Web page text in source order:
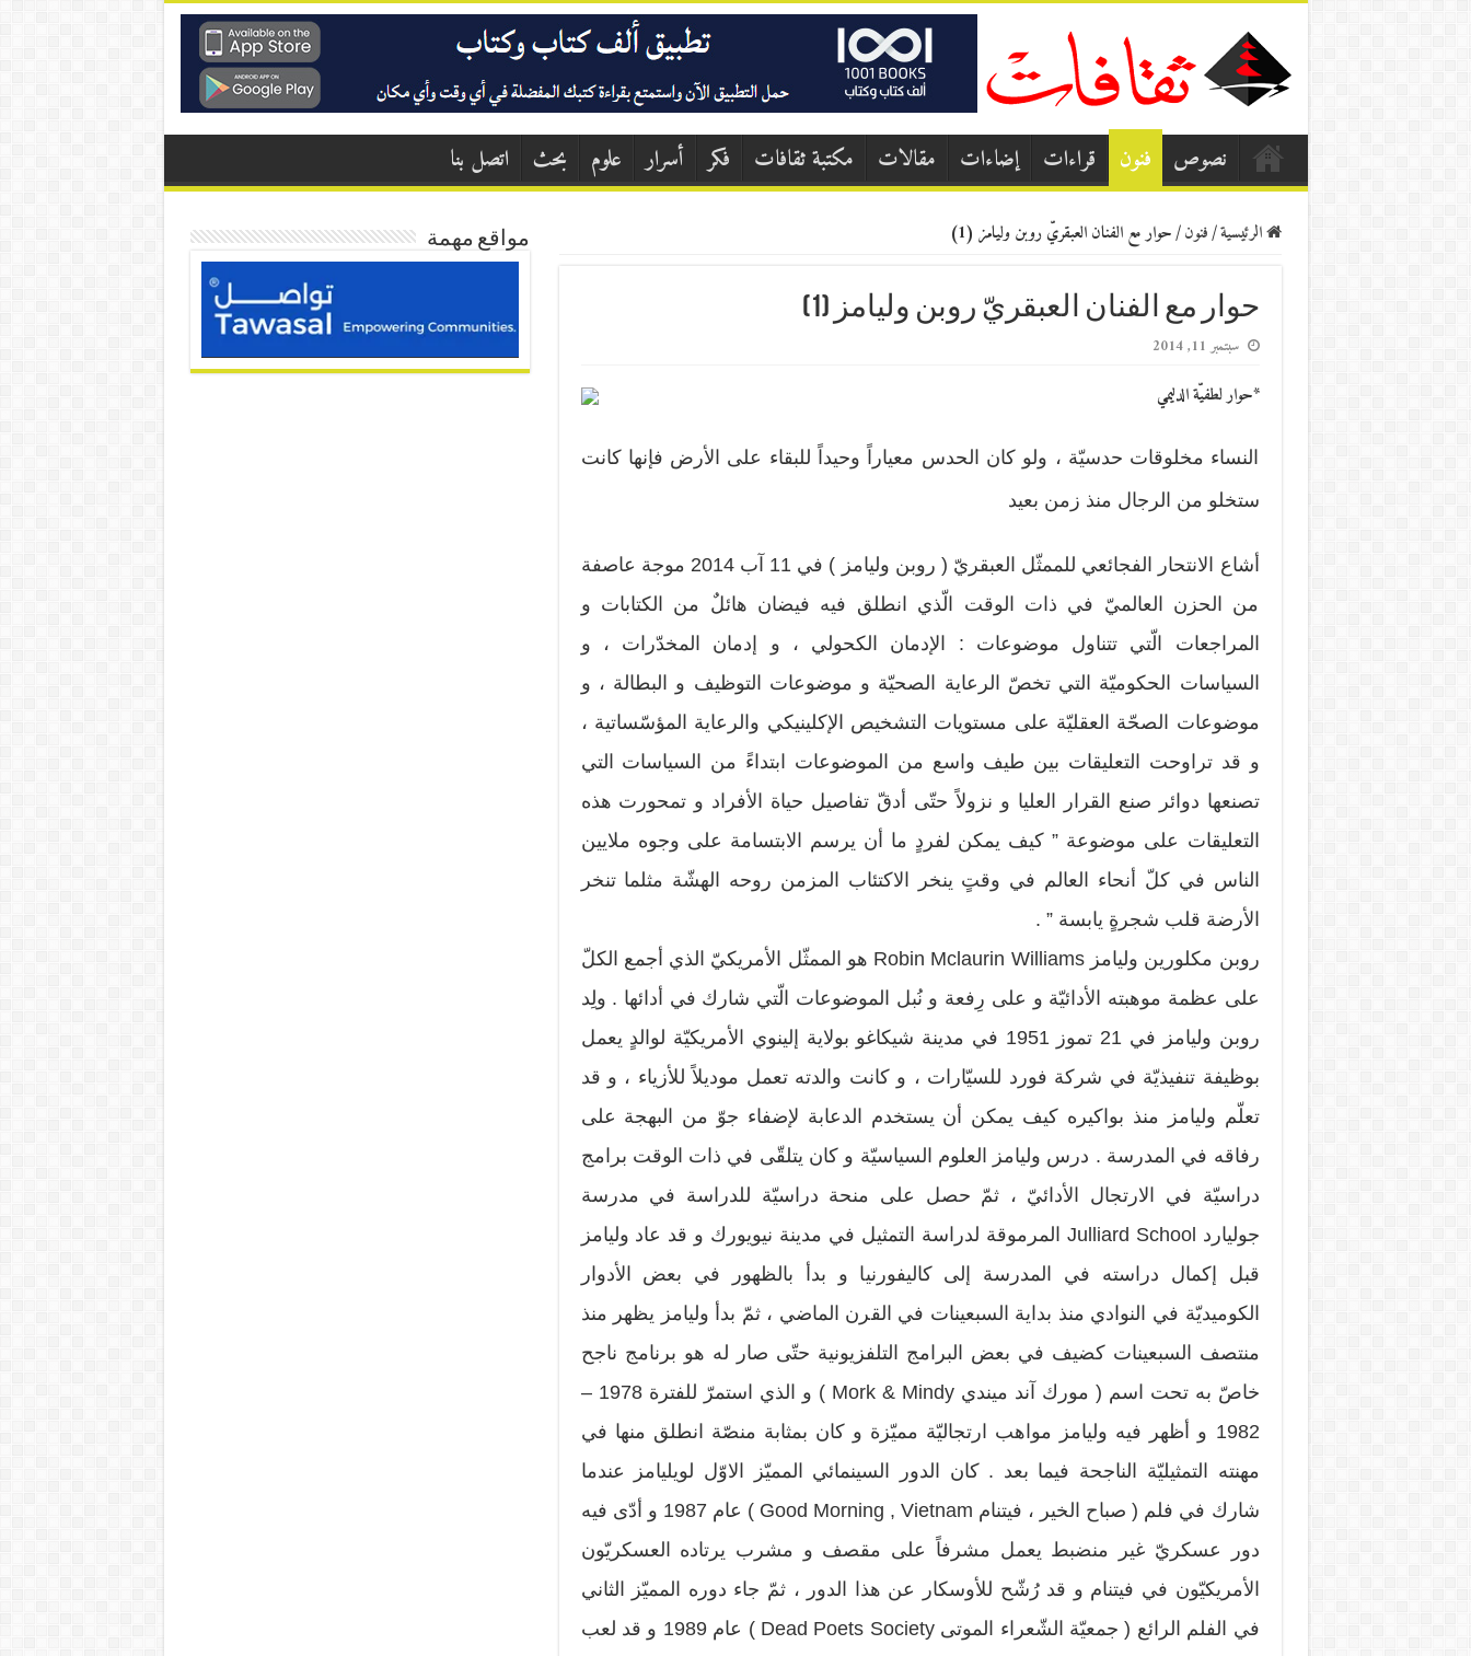
نصوص فنون قراءات إضاءات مقالات مكتبة ثقافات فكر أسرار علوم بحث اتصل بنا
الرئيسية/فنون/حوار مع الفنان العبقريّ روبن وليامز (1)
حوار مع الفنان العبقريّ روبن وليامز (1)
سبتمبر 11, 2014
*حوار لطفيّة الدليمي
النساء مخلوقات حدسيّة ، ولو كان الحدس معياراً وحيداً للبقاء على الأرض فإنها كانت
ستخلو من الرجال منذ زمن بعيد
أشاع الانتحار الفجائعي للممثّل العبقريّ ( روبن وليامز ) في 11 آب 2014 موجة عاصفة
من الحزن العالميّ في ذات الوقت الّذي انطلق فيه فيضان هائلٌ من الكتابات و
المراجعات الّتي تتناول موضوعات : الإدمان الكحولي ، و إدمان المخدّرات ، و
السياسات الحكوميّة التي تخصّ الرعاية الصحيّة و موضوعات التوظيف و البطالة ، و
موضوعات الصحّة العقليّة على مستويات التشخيص الإكلينيكي والرعاية المؤسّساتية ،
و قد تراوحت التعليقات بين طيف واسع من الموضوعات ابتداءً من السياسات التي
تصنعها دوائر صنع القرار العليا و نزولاً حتّى أدقّ تفاصيل حياة الأفراد و تمحورت هذه
التعليقات على موضوعة ” كيف يمكن لفردٍ ما أن يرسم الابتسامة على وجوه ملايين
الناس في كلّ أنحاء العالم في وقتٍ ينخر الاكتئاب المزمن روحه الهشّة مثلما تنخر
الأرضة قلب شجرةٍ يابسة ” .
روبن مكلورين وليامز Robin Mclaurin Williams هو الممثّل الأمريكيّ الذي أجمع الكلّ
على عظمة موهبته الأدائيّة و على رِفعة و نُبل الموضوعات الّتي شارك في أدائها . ولِد
روبن وليامز في 21 تموز 1951 في مدينة شيكاغو بولاية إلينوي الأمريكيّة لوالدٍ يعمل
بوظيفة تنفيذيّة في شركة فورد للسيّارات ، و كانت والدته تعمل موديلاً للأزياء ، و قد
تعلّم وليامز منذ بواكيره كيف يمكن أن يستخدم الدعابة لإضفاء جوّ من البهجة على
رفاقه في المدرسة . درس وليامز العلوم السياسيّة و كان يتلقّى في ذات الوقت برامج
دراسيّة في الارتجال الأدائيّ ، ثمّ حصل على منحة دراسيّة للدراسة في مدرسة
جوليارد Julliard School المرموقة لدراسة التمثيل في مدينة نيويورك و قد عاد وليامز
قبل إكمال دراسته في المدرسة إلى كاليفورنيا و بدأ بالظهور في بعض الأدوار
الكوميديّة في النوادي منذ بداية السبعينات في القرن الماضي ، ثمّ بدأ وليامز يظهر منذ
منتصف السبعينات كضيف في بعض البرامج التلفزيونية حتّى صار له هو برنامج ناجح
خاصّ به تحت اسم ( مورك آند ميندي Mork & Mindy ) و الذي استمرّ للفترة 1978 –
1982 و أظهر فيه وليامز مواهب ارتجاليّة مميّزة و كان بمثابة منصّة انطلق منها في
مهنته التمثيليّة الناجحة فيما بعد . كان الدور السينمائي المميّز الاوّل لويليامز عندما
شارك في فلم ( صباح الخير ، فيتنام Good Morning , Vietnam ) عام 1987 و أدّى فيه
دور عسكريّ غير منضبط يعمل مشرفاً على مقصف و مشرب يرتاده العسكريّون
الأمريكيّون في فيتنام و قد رُشّح للأوسكار عن هذا الدور ، ثمّ جاء دوره المميّز الثاني
في الفلم الرائع ( جمعيّة الشّعراء الموتى Dead Poets Society ) عام 1989 و قد لعب
مواقع مهمة